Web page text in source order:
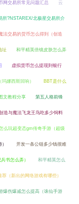
网交易所常见问题汇总 云
所?NSTAREX/北极星交易所介
法交易的货币怎么得到（创造
址 和平精英倍镜皮肤怎么弄
虚拟货币怎么提现到银行
娜西斯回响） BBT是什么
文教程分享 第五人格前锋
造与魔法飞龙王鸟吃多少饲料
么玩超变态gm传奇手游（超级
开发一条公链多少钱很难
书怎么弄） 和平精英怎么
（新出的网络游戏有哪些）
爆伤爆减怎么提高（诛仙手游